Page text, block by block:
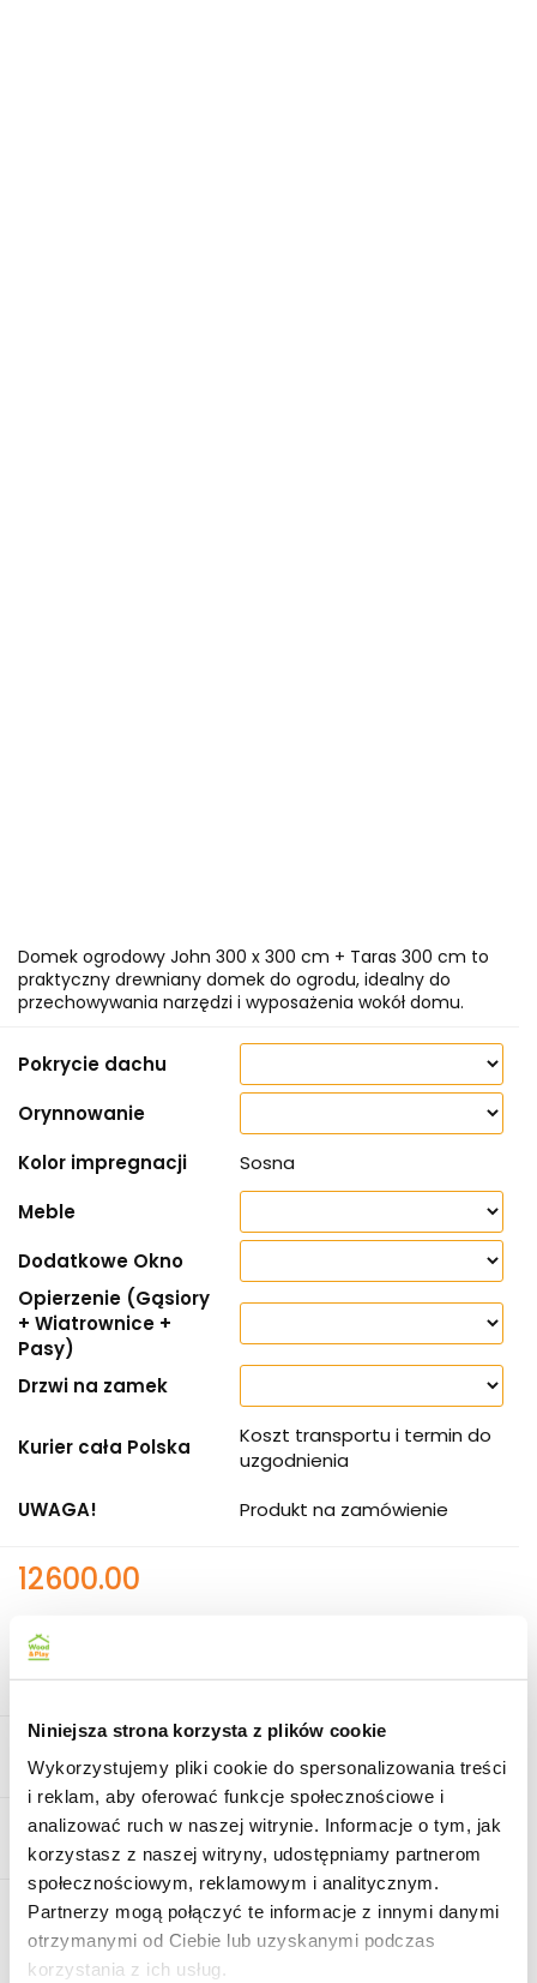
Niniejsza strona korzysta z plików cookie
Wykorzystujemy pliki cookie do spersonalizowania treści
i reklam, aby oferować funkcje społecznościowe i
analizować ruch w naszej witrynie. Informacje o tym, jak
korzystasz z naszej witryny, udostępniamy partnerom
społecznościowym, reklamowym i analitycznym.
Partnerzy mogą połączyć te informacje z innymi danymi
otrzymanymi od Ciebie lub uzyskanymi podczas
korzystania z ich usług.
Domek ogrodowy John 300 x 300 cm + Taras 300 cm to
praktyczny drewniany domek do ogrodu, idealny do
przechowywania narzędzi i wyposażenia wokół domu.
Pokrycie dachu
Orynnowanie
Kolor impregnacji
Sosna
Meble
Dodatkowe Okno
Opierzenie (Gąsiory
+ Wiatrownice +
Pasy)
Drzwi na zamek
Kurier cała Polska
Koszt transportu i termin do
uzgodnienia
UWAGA!
Produkt na zamówienie
12600.00
Wysyłka w ciągu
Informacja pod infolinią lub
na maila